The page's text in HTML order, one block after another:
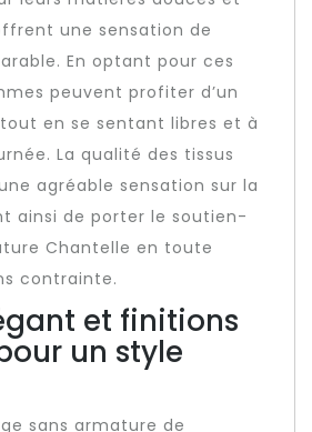
une sensation de
En optant pour ces
peuvent profiter d’un
en se sentant libres et à
La qualité des tissus
agréable sensation sur la
ainsi de porter le soutien-
Chantelle en toute
contrainte.
et finitions
un style
sans armature de